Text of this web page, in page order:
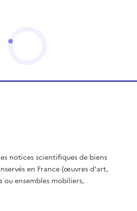
notices scientifiques de biens
en France (œuvres d'art,
ou ensembles mobiliers,